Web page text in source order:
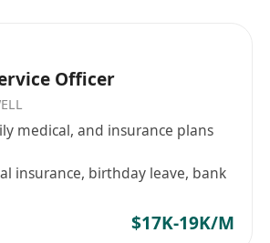
們不只是代辦機構，更是您跨境
選擇我們，讓您安心駛向中港兩
Officer
medical, and insurance plans
insurance, birthday leave, bank
$17K-19K/M